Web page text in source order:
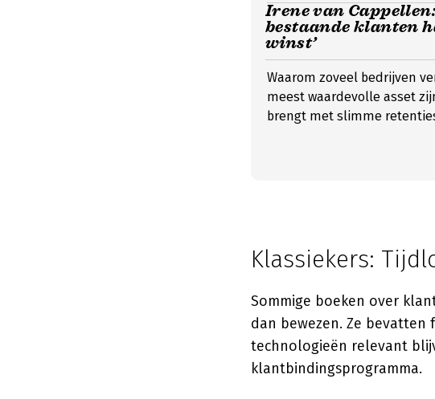
Irene van
bestaande klanten
winst’
Waarom zoveel bedrijven
meest waardevolle asset
brengt met slimme
Klassiekers:
Sommige boeken over
dan bewezen. Ze
technologieën relevant
klantbindingsprogramma.